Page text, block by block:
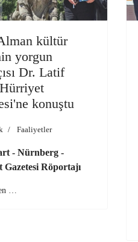
kültür
yorgun
Dr. Latif
konuştu
Faaliyetler
- Nürnberg -
Röportajı
…